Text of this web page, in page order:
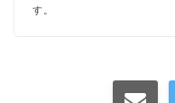
す。